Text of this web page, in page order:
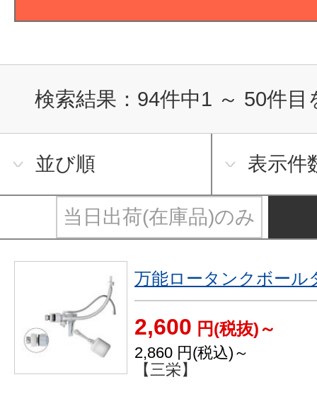
検索結果： 94件中1 ～ 50件目
並び順 表示件
当日出荷(在庫品)のみ
万能ロータンクボー
2,600 円(税抜)～
2,860 円(税込)～
【三栄】